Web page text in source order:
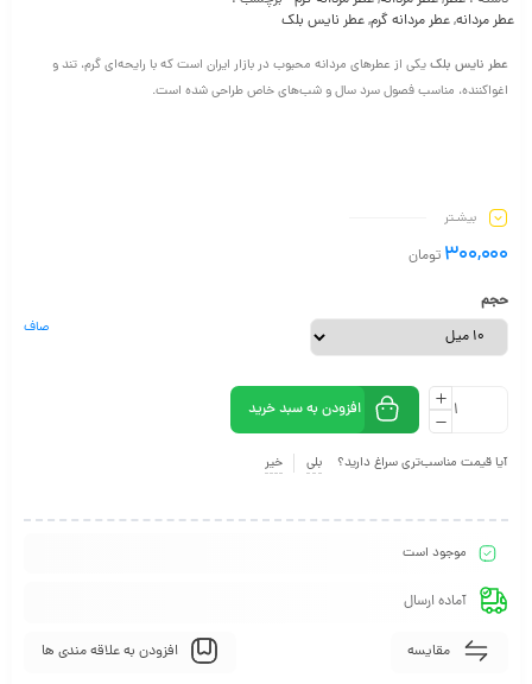
عطر مردانه,عطر مردانه گرم,عطر نایس بلک
عطر نایس بلکیکی از عطرهای مردانه محبوب در بازار ایران است که با رایحه‌ای گرم، تند و
اغواکننده، مناسب فصول سرد سال و شب‌های خاص طراحی شده است.
بیشـتر
300,000 تومان
حجم
صاف
افزودن به سبد خرید
آیا قیمت مناسب‌تری سراغ دارید؟ بلی خیر
موجود است
آماده ارسال
مقایسه افزودن به علاقه مندی ها